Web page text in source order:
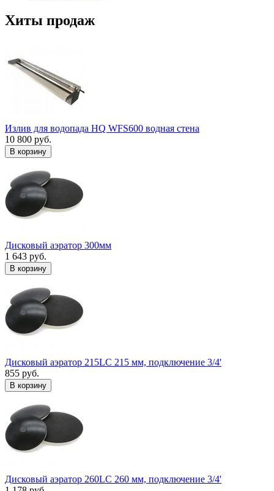
Хиты продаж
Излив для водопада HQ WFS600 водная стена
10 800 руб.
В корзину
Дисковый аэратор 300мм
1 643 руб.
В корзину
Дисковый аэратор 215LC 215 мм, подключение 3/4'
855 руб.
В корзину
Дисковый аэратор 260LC 260 мм, подключение 3/4'